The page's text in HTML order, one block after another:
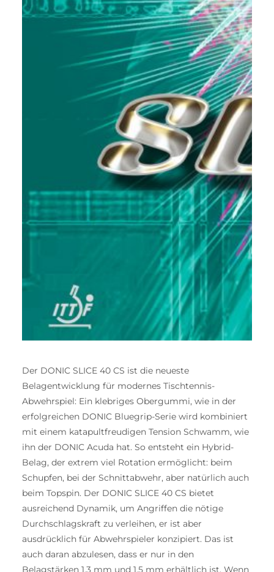
Der DONIC SLICE 40 CS ist die neueste
Belagentwicklung für modernes Tischtennis-
Abwehrspiel: Ein klebriges Obergummi, wie in der
erfolgreichen DONIC Bluegrip-Serie wird kombiniert
mit einem katapultfreudigen Tension Schwamm, wie
ihn der DONIC Acuda hat. So entsteht ein Hybrid-
Belag, der extrem viel Rotation ermöglicht: beim
Schupfen, bei der Schnittabwehr, aber natürlich auch
beim Topspin. Der DONIC SLICE 40 CS bietet
ausreichend Dynamik, um Angriffen die nötige
Durchschlagskraft zu verleihen, er ist aber
ausdrücklich für Abwehrspieler konzipiert. Das ist
auch daran abzulesen, dass er nur in den
Belagstärken 1,3 mm und 1,5 mm erhältlich ist. Wenn